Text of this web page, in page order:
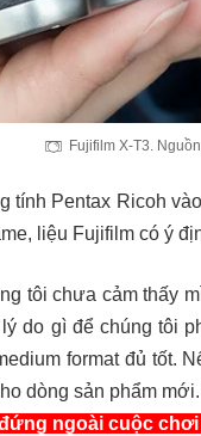
Fujifilm X-T3.
tính Pentax Ricoh
liệu Fujifilm có ý
tôi chưa cảm thấy
do gì để chúng tôi
format đủ tốt.
dòng sản phẩm
ngoài cuộc